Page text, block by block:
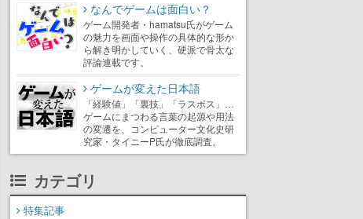
なんでゲームは面白い？
ゲーム開発者・hamatsu氏がゲーム
の魅力を画面や操作の具体的な形か
ら解き明かしていく、硬派で骨太な
評論連載です。
ゲームが変えた日本語
「経験値」「裏技」「ラスボス」…
ゲームにまつわる言葉の起源や用法
の変遷を、コンピューター文化史研
究家・タイニーP氏が徹底調査。
カテゴリ
特集記事